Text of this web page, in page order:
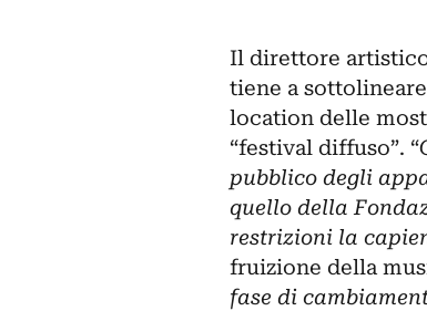
Il direttore
tiene a
location delle
“festival diffuso”. “
pubblico degli
quello della
restrizioni la
fruizione della
fase di